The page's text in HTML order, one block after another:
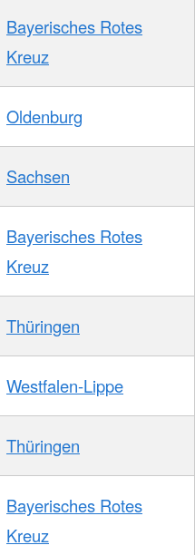
Bayerisches Rotes
Kreuz
Oldenburg
Sachsen
Bayerisches Rotes
Kreuz
Thüringen
Westfalen-Lippe
Thüringen
Bayerisches Rotes
Kreuz